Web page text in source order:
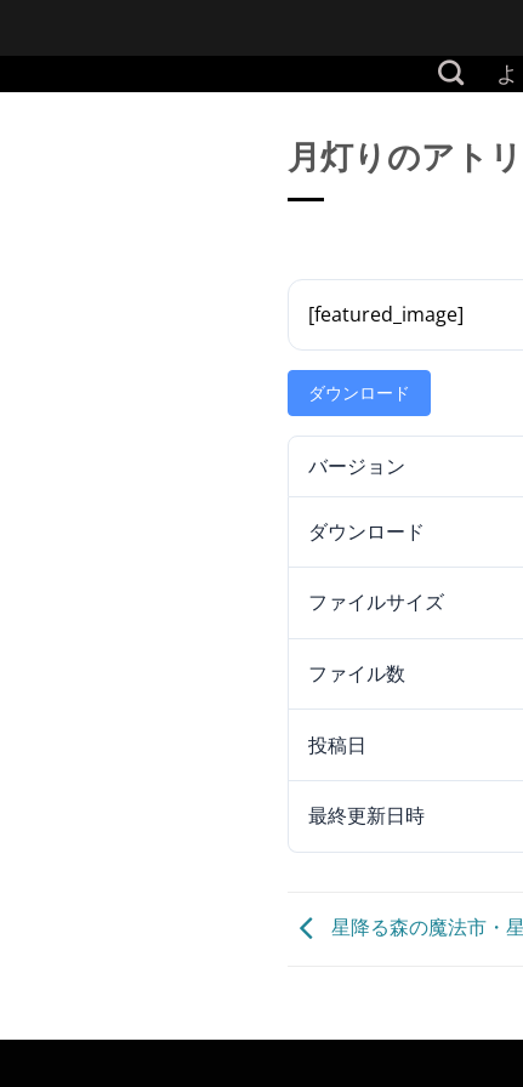
月灯りのアト
[featured_image]
ダウンロード
バージョン
ダウンロード
ファイルサイズ
ファイル数
投稿日
最終更新日時
星降る森の魔法市・